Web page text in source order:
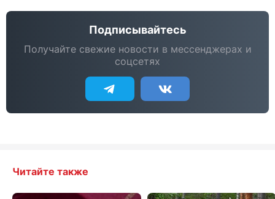
Подписывайтесь
Получайте свежие новости в мессенджерах и
соцсетях
Читайте также